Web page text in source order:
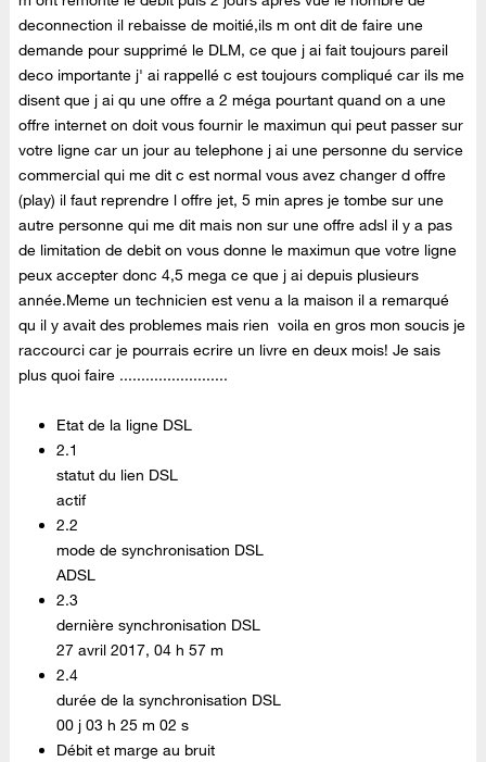
deconnection il rebaisse de moitié,ils m ont dit de faire une
demande pour supprimé le DLM, ce que j ai fait toujours pareil
deco importante j' ai rappellé c est toujours compliqué car ils me
disent que j ai qu une offre a 2 méga pourtant quand on a une
offre internet on doit vous fournir le maximun qui peut passer sur
votre ligne car un jour au telephone j ai une personne du service
commercial qui me dit c est normal vous avez changer d offre
(play) il faut reprendre l offre jet, 5 min apres je tombe sur une
autre personne qui me dit mais non sur une offre adsl il y a pas
de limitation de debit on vous donne le maximun que votre ligne
peux accepter donc 4,5 mega ce que j ai depuis plusieurs
année.Meme un technicien est venu a la maison il a remarqué
qu il y avait des problemes mais rien voila en gros mon soucis je
raccourci car je pourrais ecrire un livre en deux mois! Je sais
plus quoi faire .........................
Etat de la ligne DSL
2.1
statut du lien DSL
actif
2.2
mode de synchronisation DSL
ADSL
2.3
dernière synchronisation DSL
27 avril 2017, 04 h 57 m
2.4
durée de la synchronisation DSL
00 j 03 h 25 m 02 s
Débit et marge au bruit